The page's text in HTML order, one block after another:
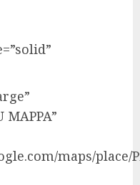
maps/place/